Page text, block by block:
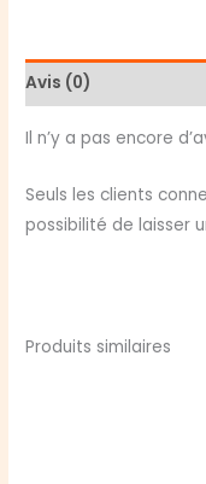
Avis (0)
Il n’y a pas encore
Seuls les clients
possibilité de laisser
Produits similaires